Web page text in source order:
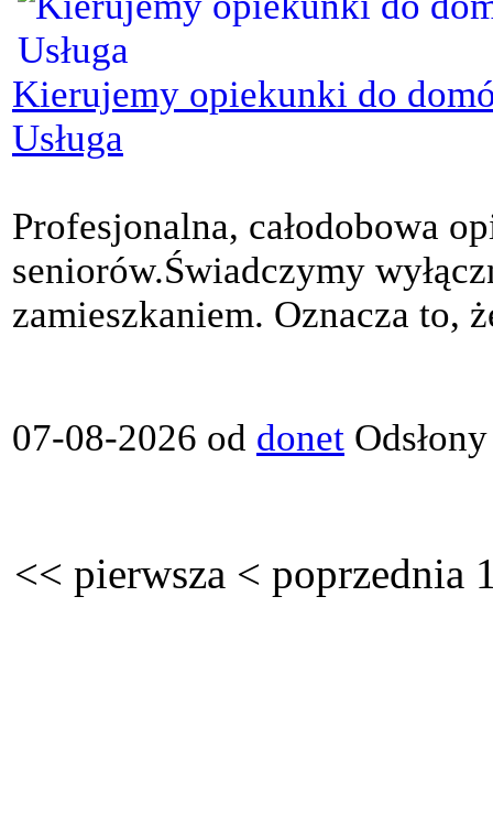
Kierujemy opiekunki do
Usługa
Profesjonalna, całodobowa
seniorów.Świadczymy
zamieszkaniem. Oznacza to,
07-08-2026 od donet
<< pierwsza < poprzednia